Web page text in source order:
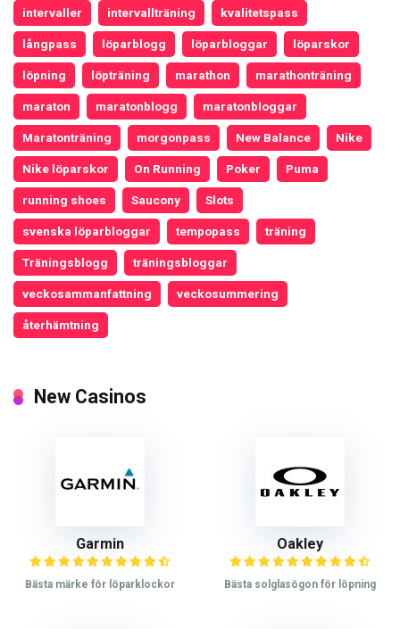
intervaller intervallträning kvalitetspass
långpass löparblogg löparbloggar löparskor
löpning löpträning marathon marathonträning
maraton maratonblogg maratonbloggar
Maratonträning morgonpass New Balance Nike
Nike löparskor On Running Poker Puma
running shoes Saucony Slots
svenska löparbloggar tempopass träning
Träningsblogg träningsbloggar
veckosammanfattning veckosummering
återhämtning
New Casinos
Garmin
Bästa märke för löparklockor
Oakley
Bästa solglasögon för löpning